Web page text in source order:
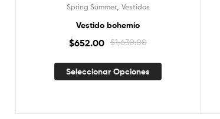
Spring Summer, Vestidos
Vestido bohemio
$1,630.00
$652.00
Seleccionar Opciones